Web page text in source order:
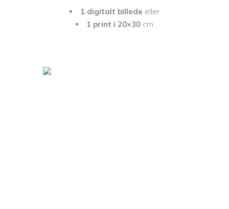
1 digitalt billede eller
1 print i 20×30 cm